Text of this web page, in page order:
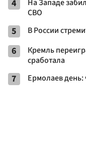
4
На Западе
СВО
5 В России
6
Кремль
сработала
7 Ермолаев день: